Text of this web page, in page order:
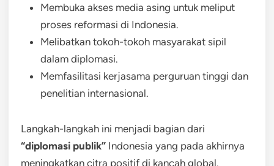
Membuka akses media asing untuk meliput
proses reformasi di Indonesia.
Melibatkan tokoh-tokoh masyarakat sipil
dalam diplomasi.
Memfasilitasi kerjasama perguruan tinggi dan
penelitian internasional.
Langkah-langkah ini menjadi bagian dari
“diplomasi publik” Indonesia yang pada akhirnya
meningkatkan citra positif di kancah global.